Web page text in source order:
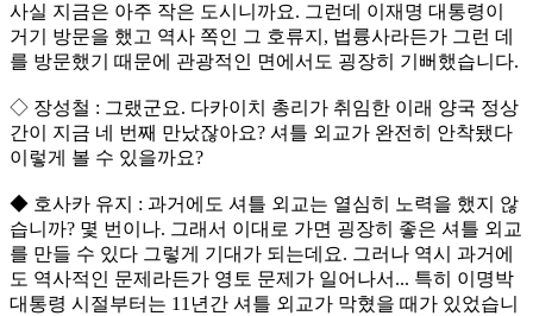
사실 지금은 아주 작은 도시니까요. 그런데 이재명 대통령이
거기 방문을 했고 역사 쪽인 그 호류지, 법륭사라든가 그런 데
를 방문했기 때문에 관광적인 면에서도 굉장히 기뻐했습니다.
◇ 장성철 : 그랬군요. 다카이치 총리가 취임한 이래 양국 정상
간이 지금 네 번째 만났잖아요? 셔틀 외교가 완전히 안착됐다
이렇게 볼 수 있을까요?
◆ 호사카 유지 : 과거에도 셔틀 외교는 열심히 노력을 했지 않
습니까? 몇 번이나. 그래서 이대로 가면 굉장히 좋은 셔틀 외교
를 만들 수 있다 그렇게 기대가 되는데요. 그러나 역시 과거에
도 역사적인 문제라든가 영토 문제가 일어나서... 특히 이명박
대통령 시절부터는 11년간 셔틀 외교가 막혔을 때가 있었습니